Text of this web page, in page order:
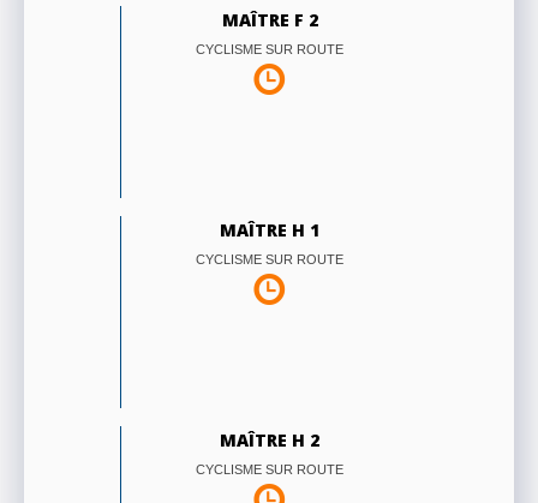
MAÎTRE F 2
CYCLISME SUR ROUTE
MAÎTRE H 1
CYCLISME SUR ROUTE
MAÎTRE H 2
CYCLISME SUR ROUTE